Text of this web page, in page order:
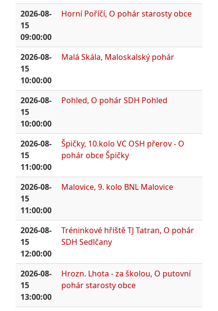
2026-08-
15
09:00:00
Horní Poříčí, O pohár starosty obce
2026-08-
15
10:00:00
Malá Skála, Maloskalský pohár
2026-08-
15
10:00:00
Pohled, O pohár SDH Pohled
2026-08-
15
11:00:00
Špičky, 10.kolo VC OSH přerov - O
pohár obce Špičky
2026-08-
15
11:00:00
Malovice, 9. kolo BNL Malovice
2026-08-
15
12:00:00
Tréninkové hřiště TJ Tatran, O pohár
SDH Sedlčany
2026-08-
15
13:00:00
Hrozn. Lhota - za školou, O putovní
pohár starosty obce